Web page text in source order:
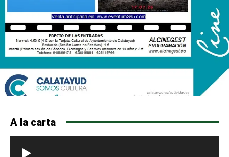
A la carta